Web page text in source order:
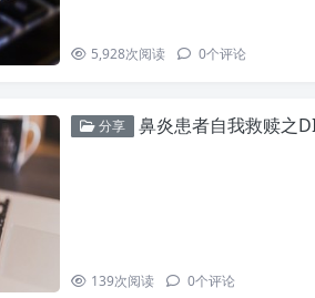
5,928次阅读 0个评论
分享 鼻炎患者自我救赎之
139次阅读 0个评论